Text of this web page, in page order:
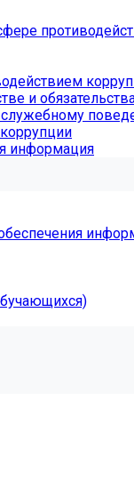
и
информация